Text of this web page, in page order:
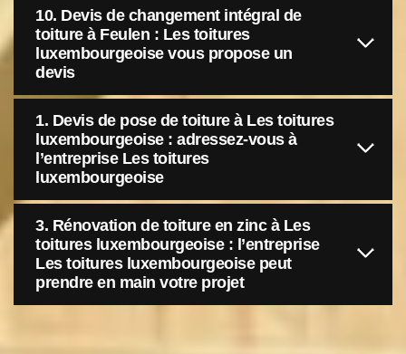
10. Devis de changement intégral de
toiture à Feulen : Les toitures
luxembourgeoise vous propose un
devis
1. Devis de pose de toiture à Les toitures
luxembourgeoise : adressez-vous à
l’entreprise Les toitures
luxembourgeoise
3. Rénovation de toiture en zinc à Les
toitures luxembourgeoise : l’entreprise
Les toitures luxembourgeoise peut
prendre en main votre projet